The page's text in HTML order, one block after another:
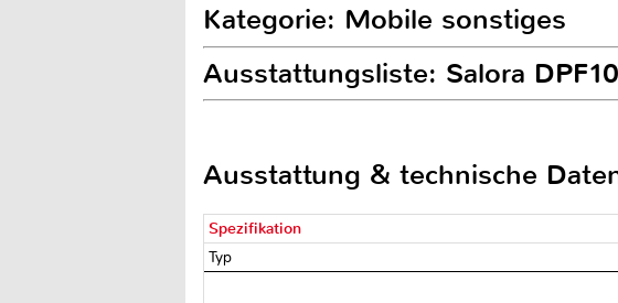
Kategorie: Mobile sonstiges
Ausstattungsliste: Salora
Ausstattung & technische
Spezifikation
Typ